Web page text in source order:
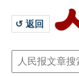
↺ 返回